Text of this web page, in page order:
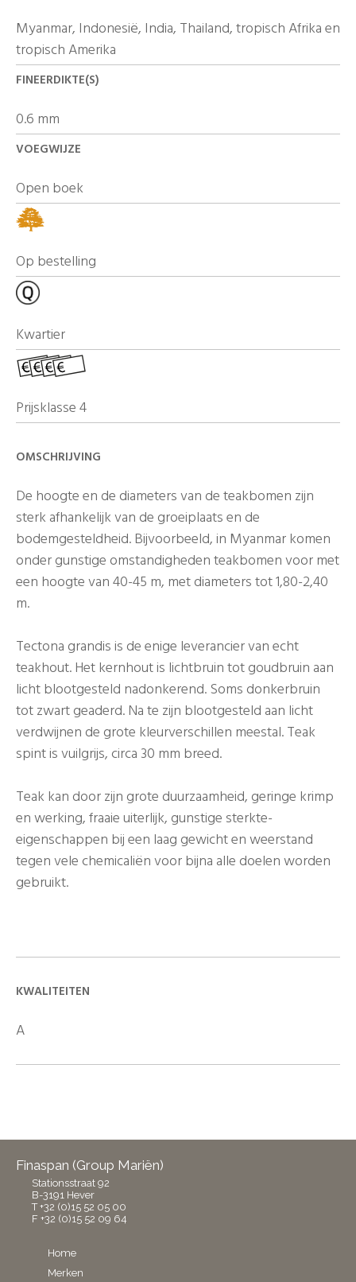
Myanmar, Indonesië, India, Thailand, tropisch Afrika en
tropisch Amerika
FINEERDIKTE(S)
0.6 mm
VOEGWIJZE
Open boek
Op bestelling
Kwartier
Prijsklasse 4
OMSCHRIJVING
De hoogte en de diameters van de teakbomen zijn
sterk afhankelijk van de groeiplaats en de
bodemgesteldheid. Bijvoorbeeld, in Myanmar komen
onder gunstige omstandigheden teakbomen voor met
een hoogte van 40-45 m, met diameters tot 1,80-2,40
m.
Tectona grandis is de enige leverancier van echt
teakhout. Het kernhout is lichtbruin tot goudbruin aan
licht blootgesteld nadonkerend. Soms donkerbruin
tot zwart geaderd. Na te zijn blootgesteld aan licht
verdwijnen de grote kleurverschillen meestal. Teak
spint is vuilgrijs, circa 30 mm breed.
Teak kan door zijn grote duurzaamheid, geringe krimp
en werking, fraaie uiterlijk, gunstige sterkte-
eigenschappen bij een laag gewicht en weerstand
tegen vele chemicaliën voor bijna alle doelen worden
gebruikt.
KWALITEITEN
A
Finaspan (Group Mariën)
Stationsstraat 92
B-3191 Hever
T +32 (0)15 52 05 00
F +32 (0)15 52 09 64
Home
Merken